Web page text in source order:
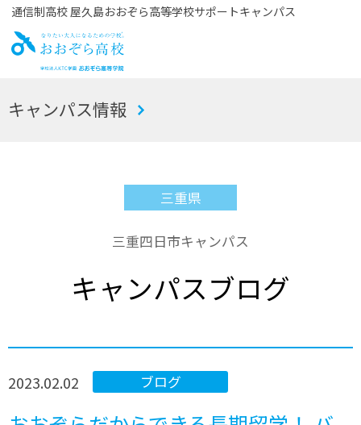
通信制高校 屋久島おおぞら高等学校サポートキャンパス
お
キャンパス情報
三重県
三重四日市キャンパス
キャンパスブログ
ブログ
2023.02.02